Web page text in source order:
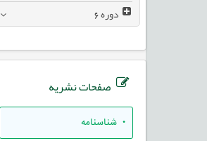
دوره
صفحات نشریه
• شناسنامه